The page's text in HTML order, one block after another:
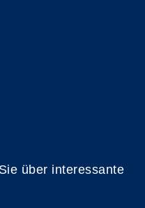
über interessante